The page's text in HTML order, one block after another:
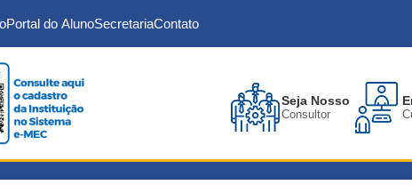
Portal do AlunoSecretariaContato
Seja Nosso
Consultor